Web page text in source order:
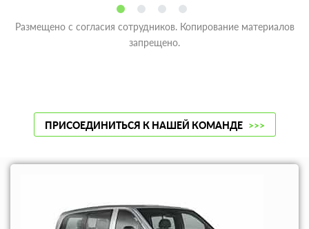
Размещено с согласия сотрудников. Копирование материалов
запрещено.
ПРИСОЕДИНИТЬСЯ К НАШЕЙ КОМАНДЕ >>>